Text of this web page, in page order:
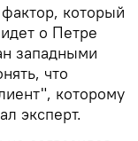
который
о Петре
западными
что
которому
эксперт.